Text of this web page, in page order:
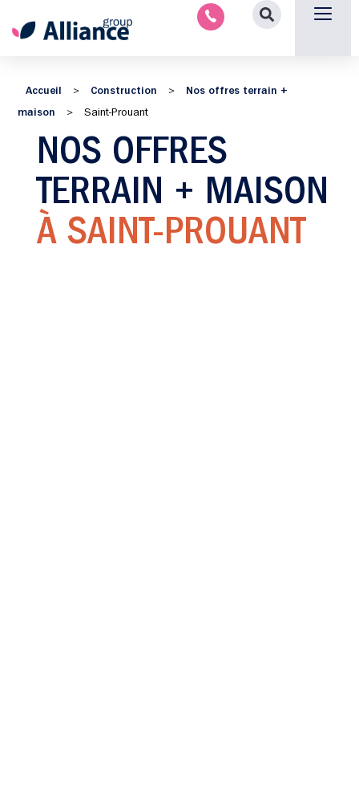
Accueil > Construction >
Nos offres terrain +
maison
> Saint-Prouant
NOS OFFRES
TERRAIN + MAISON
À SAINT-PROUANT